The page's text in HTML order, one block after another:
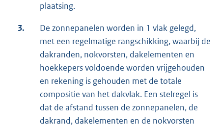
plaatsing.
3.
De zonnepanelen worden in 1 vlak gelegd,
met een regelmatige rangschikking, waarbij de
dakranden, nokvorsten, dakelementen en
hoekkepers voldoende worden vrijgehouden
en rekening is gehouden met de totale
compositie van het dakvlak. Een stelregel is
dat de afstand tussen de zonnepanelen, de
dakrand, dakelementen en de nokvorsten